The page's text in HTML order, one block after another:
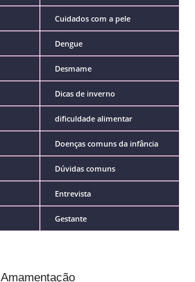
Cuidados com a pele
Dengue
Desmame
Dicas de inverno
dificuldade alimentar
Doenças comuns da infância
Dúvidas comuns
Entrevista
Gestante
Amamentação